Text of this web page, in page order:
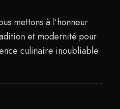
mettons à l’honneur
et modernité pour
culinaire inoubliable.